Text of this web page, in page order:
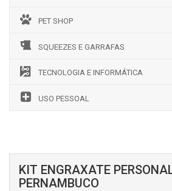
PET SHOP
SQUEEZES E GARRAFAS
TECNOLOGIA E INFORMÁTICA
USO PESSOAL
KIT ENGRAXATE
PERNAMBUCO